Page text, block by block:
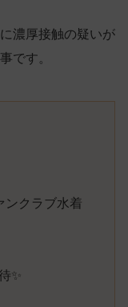
濃厚接触の疑いが
です。
ンクラブ水着
✨